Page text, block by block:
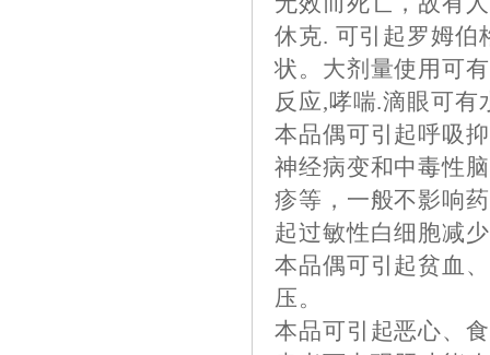
休克. 可引起罗姆伯
状。大剂量使用可
反应,哮喘.滴眼可有
本品偶可引起呼吸
神经病变和中毒性
疹等，一般不影响
起过敏性白细胞减
本品偶可引起贫血
压。
本品可引起恶心、